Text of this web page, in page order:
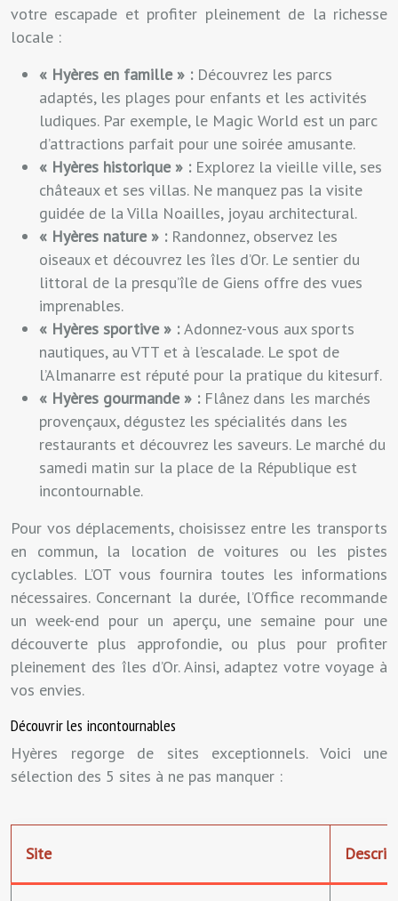
votre escapade et profiter pleinement de la richesse
locale :
« Hyères en famille » : Découvrez les parcs
adaptés, les plages pour enfants et les activités
ludiques. Par exemple, le Magic World est un parc
d’attractions parfait pour une soirée amusante.
« Hyères historique » : Explorez la vieille ville, ses
châteaux et ses villas. Ne manquez pas la visite
guidée de la Villa Noailles, joyau architectural.
« Hyères nature » : Randonnez, observez les
oiseaux et découvrez les îles d’Or. Le sentier du
littoral de la presqu’île de Giens offre des vues
imprenables.
« Hyères sportive » :Adonnez-vous aux sports
nautiques, au VTT et à l’escalade. Le spot de
l’Almanarre est réputé pour la pratique du kitesurf.
« Hyères gourmande » : Flânez dans les marchés
provençaux, dégustez les spécialités dans les
restaurants et découvrez les saveurs. Le marché du
samedi matin sur la place de la République est
incontournable.
Pour vos déplacements, choisissez entre les transports
en commun, la location de voitures ou les pistes
cyclables. L’OT vous fournira toutes les informations
nécessaires. Concernant la durée, l’Office recommande
un week-end pour un aperçu, une semaine pour une
découverte plus approfondie, ou plus pour profiter
pleinement des îles d’Or. Ainsi, adaptez votre voyage à
vos envies.
Découvrir les incontournables
Hyères regorge de sites exceptionnels. Voici une
sélection des 5 sites à ne pas manquer :
Site